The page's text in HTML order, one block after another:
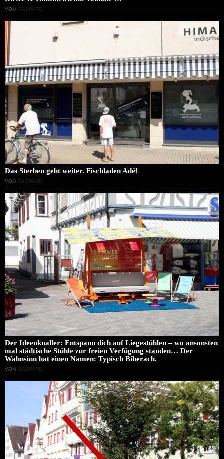
VON GASPARD
Das Sterben geht weiter. Fischladen Adé!
VON GASPARD
Der Ideenknaller: Entspann dich auf Liegestühlen – wo ansonsten
mal städtische Stühle zur freien Verfügung standen… Der
Wahnsinn hat einen Namen: Typisch Biberach.
VON GASPARD